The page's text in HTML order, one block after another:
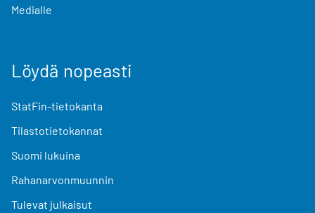
Medialle
Löydä nopeasti
StatFin-tietokanta
Tilastotietokannat
Suomi lukuina
Rahanarvonmuunnin
Tulevat julkaisut